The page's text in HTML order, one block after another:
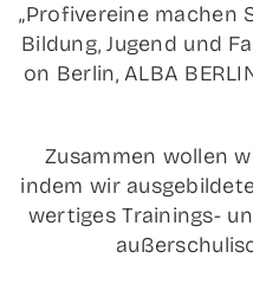
„Pro­fi­ver­ei­ne machen
Bil­dung, Jugend und
on Ber­lin, ALBA
Zusam­men wol­len
indem wir
wer­ti­ges Trai­nings-